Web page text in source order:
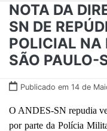
NOTA DA
SN DE
POLICIAL NA
SÃO PAULO-
Publicado em 14 de
O ANDES-SN repudia
por parte da Polícia